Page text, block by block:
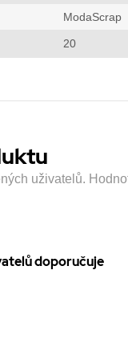
ModaScrap
20
uživatelů.
doporučuje